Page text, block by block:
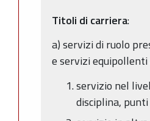
Titoli di carriera:
a) servizi di ruolo
e servizi
servizio nel
disciplina,